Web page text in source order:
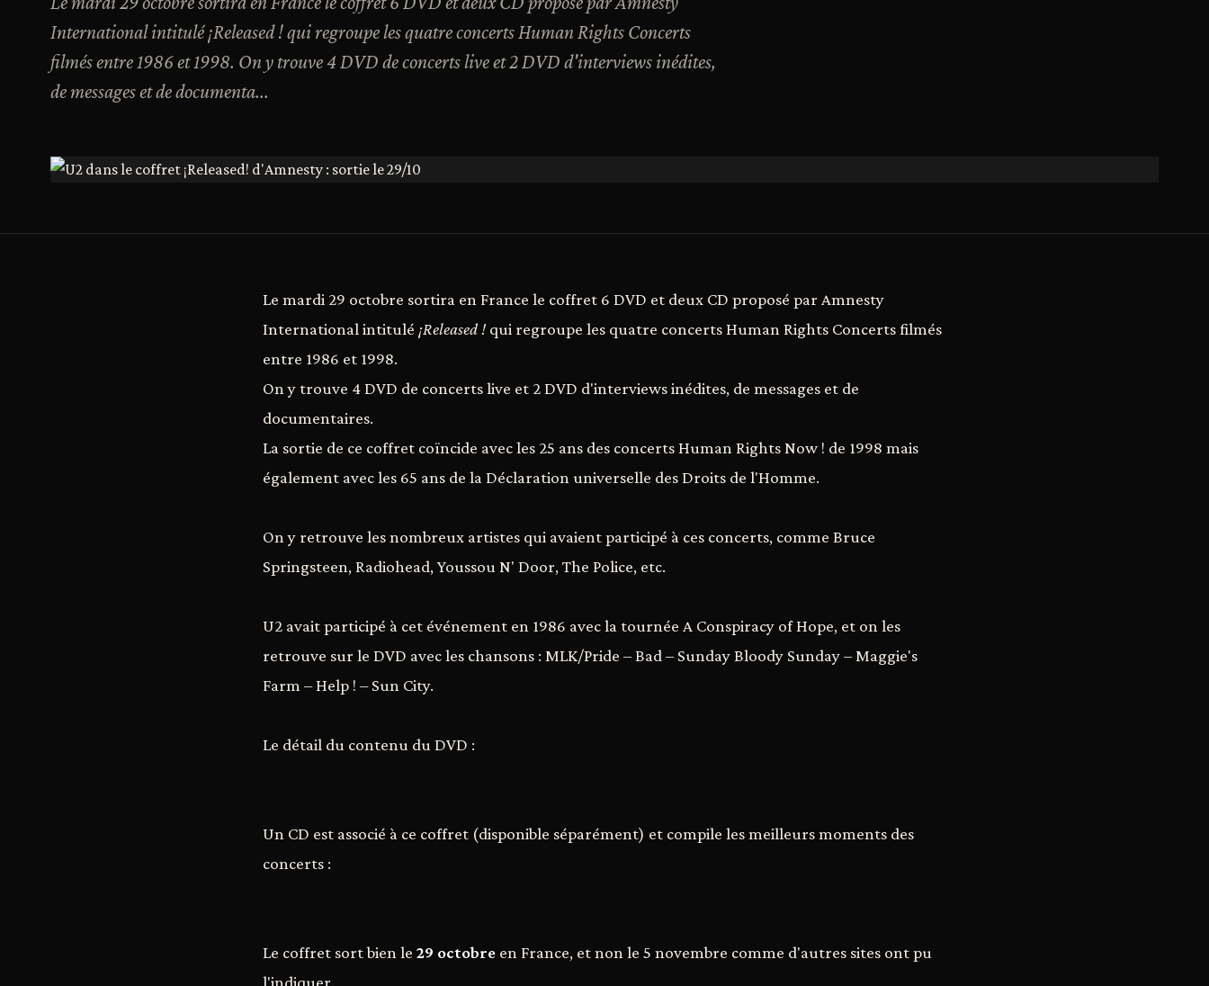
International intitulé ¡Released ! qui regroupe les quatre concerts Human Rights Concerts
filmés entre 1986 et 1998. On y trouve 4 DVD de concerts live et 2 DVD d'interviews inédites,
de messages et de documenta...
Le mardi 29 octobre sortira en France le coffret 6 DVD et deux CD proposé par Amnesty
International intitulé ¡Released ! qui regroupe les quatre concerts Human Rights Concerts filmés
entre 1986 et 1998.
On y trouve 4 DVD de concerts live et 2 DVD d'interviews inédites, de messages et de
documentaires.
La sortie de ce coffret coïncide avec les 25 ans des concerts Human Rights Now ! de 1998 mais
également avec les 65 ans de la Déclaration universelle des Droits de l'Homme.
On y retrouve les nombreux artistes qui avaient participé à ces concerts, comme Bruce
Springsteen, Radiohead, Youssou N' Door, The Police, etc.
U2 avait participé à cet événement en 1986 avec la tournée A Conspiracy of Hope, et on les
retrouve sur le DVD avec les chansons : MLK/Pride – Bad – Sunday Bloody Sunday – Maggie's
Farm – Help ! – Sun City.
Le détail du contenu du DVD :
Un CD est associé à ce coffret (disponible séparément) et compile les meilleurs moments des
concerts :
Le coffret sort bien le 29 octobre en France, et non le 5 novembre comme d'autres sites ont pu
l'indiquer.